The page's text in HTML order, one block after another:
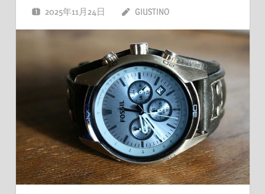
2025年11月24日 GIUSTINO